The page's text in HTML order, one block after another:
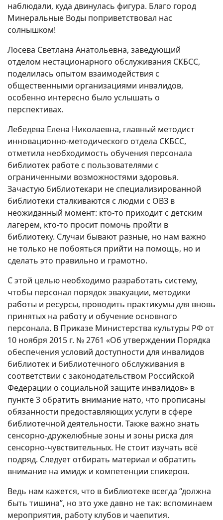
наблюдали, куда двинулась фигура. Благо город
Минеральные Воды поприветствовал нас
солнышком!
Лосева Светлана Анатольевна, заведующий
отделом нестационарного обслуживания СКБСС,
поделилась опытом взаимодействия с
общественными организациями инвалидов,
особенно интересно было услышать о
перспективах.
Лебедева Елена Николаевна, главный методист
инновационно-методического отдела СКБСС,
отметила необходимость обучения персонала
библиотек работе с пользователями с
ограниченными возможностями здоровья.
Зачастую библиотекари не специализированной
библиотеки сталкиваются с людми с ОВЗ в
неожиданный момент: кто-то приходит с детским
лагерем, кто-то просит помочь пройти в
библиотеку. Случаи бывают разные, но нам важно
не только не побояться прийти на помощь, но и
сделать это правильно и грамотно.
С этой целью необходимо разработать систему,
чтобы персонал порядок эвакуации, методики
работы и ресурсы, проводить практикумы для вновь
принятых на работу и обучение основного
персонала. В Приказе Министерства культуры РФ от
10 ноября 2015 г. № 2761 «Об утверждении Порядка
обеспечения условий доступности для инвалидов
библиотек и библиотечного обслуживания в
соответствии с законодательством Российской
Федерации о социальной защите инвалидов» в
пункте 3 обратить внимание нато, что прописаны
обязанности предоставляющих услуги в сфере
библиотечной деятельности. Также важно знать
сенсорно-дружелюбные зоны и зоны риска для
сенсорно-чувствительных. Не стоит изучать всё
подряд. Следует отбирать материал и обратить
внимание на имидж и компетенции спикеров.
Ведь нам кажется, что в библиотеке всегда “должна
быть тишина”, но это уже давно не так: вспоминаем
мероприятия, работу клубов и чаепития.